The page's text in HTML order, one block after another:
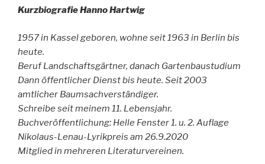
Kurzbiografie Hanno Hartwig
1957 in Kassel geboren, wohne seit 1963 in Berlin bis
heute.
Beruf Landschaftsgärtner, danach Gartenbaustudium
Dann öffentlicher Dienst bis heute. Seit 2003
amtlicher Baumsachverständiger.
Schreibe seit meinem 11. Lebensjahr.
Buchveröffentlichung: Helle Fenster 1. u. 2. Auflage
Nikolaus-Lenau-Lyrikpreis am 26.9.2020
Mitglied in mehreren Literaturvereinen.